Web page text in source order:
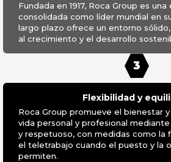
Fundada en 1917, Roca Group es
consolidada como líder mundial en
largo plazo ofrece un entorno
al crecimiento y el desarrollo
3
Flexibilidad y
Roca Group promueve el bienestar
vida personal y profesional
y respetuoso, con medidas como la
el teletrabajo cuando el puesto y la
permiten.